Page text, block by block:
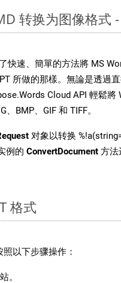
转换为图像格式
快速、簡單的方法將 MS
所做的那樣。無論是透過
Cloud API 輕鬆將
BMP、GIF 和 TIFF。
对象以转换
例的 ConvertDocument 方法
格式
以下步骤操作：
。